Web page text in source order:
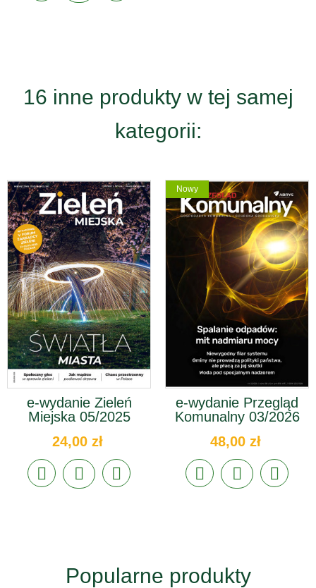
16 inne produkty w tej samej
kategorii:
e-wydanie Zieleń
Miejska 05/2025
24,00 zł
Nowy
e-wydanie Przegląd
Komunalny 03/2026
48,00 zł
Popularne produkty